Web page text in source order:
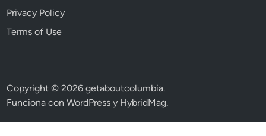
Privacy Policy
Terms of Use
Copyright © 2026getaboutcolumbia.
Funciona conWordPress y HybridMag.